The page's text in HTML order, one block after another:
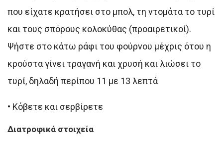
που είχατε κρατήσει στο μπολ, τη ντομάτα το τυρί
και τους σπόρους κολοκύθας (προαιρετικοί).
Ψήστε στο κάτω ράφι του φούρνου μέχρις ότου η
κρούστα γίνει τραγανή και χρυσή και λιώσει το
τυρί, δηλαδή περίπου 11 με 13 λεπτά
• Κόβετε και σερβίρετε
Διατροφικά στοιχεία